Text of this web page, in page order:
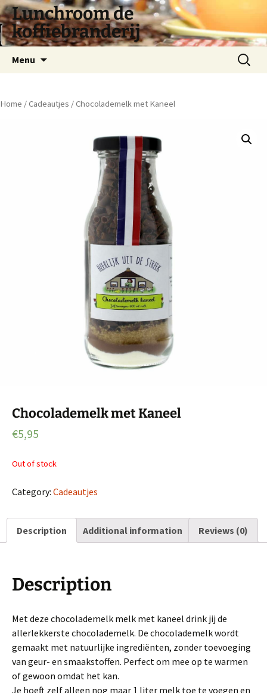
Lunchroom de
koffiebranderij
Menu
Zoeken
naar:
Home /Cadeautjes / Chocolademelk met Kaneel
Chocolademelk met Kaneel
€5,95
Out of stock
Category: Cadeautjes
Description Additional information Reviews (0)
Description
Met deze chocolademelk melk met kaneel drink jij de
allerlekkerste chocolademelk. De chocolademelk wordt
gemaakt met natuurlijke ingrediënten, zonder toevoeging
van geur- en smaakstoffen. Perfect om mee op te warmen
of gewoon omdat het kan.
Je hoeft zelf alleen nog maar 1 liter melk toe te voegen en